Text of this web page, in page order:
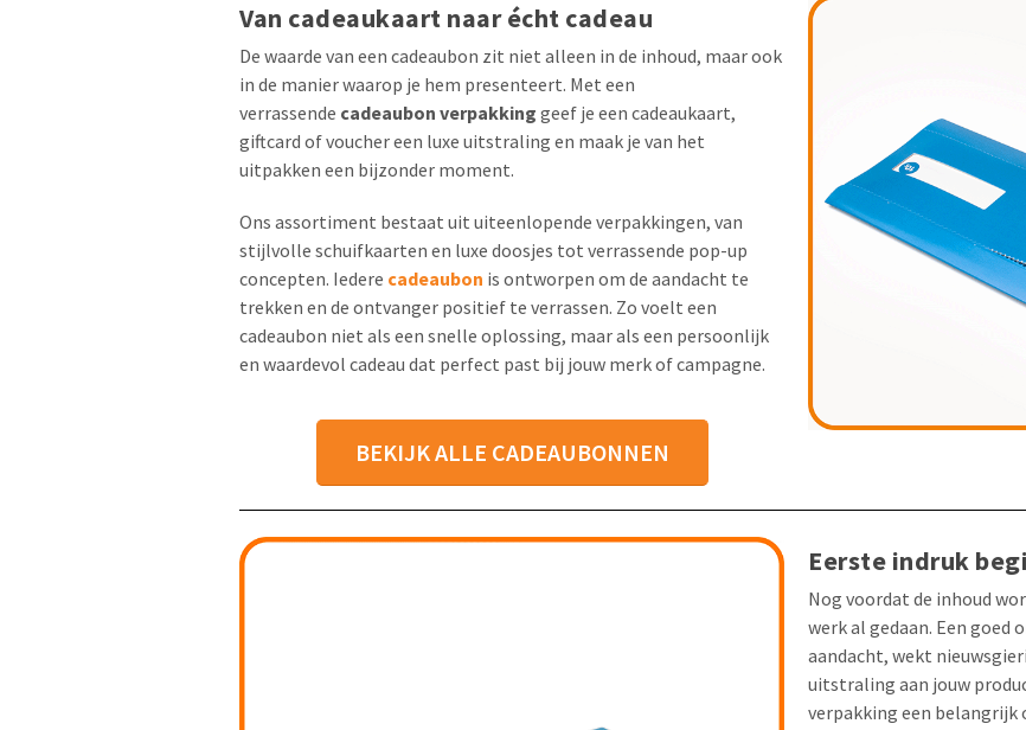
Van cadeaukaart naar écht cadeau
De waarde van een cadeaubon zit niet alleen in de inhoud, maar ook
in de manier waarop je hem presenteert. Met een
verrassende cadeaubon verpakking geef je een cadeaukaart,
giftcard of voucher een luxe uitstraling en maak je van het
uitpakken een bijzonder moment.
Ons assortiment bestaat uit uiteenlopende verpakkingen, van
stijlvolle schuifkaarten en luxe doosjes tot verrassende pop-up
concepten. Iedere cadeaubon is ontworpen om de aandacht te
trekken en de ontvanger positief te verrassen. Zo voelt een
cadeaubon niet als een snelle oplossing, maar als een persoonlijk
en waardevol cadeau dat perfect past bij jouw merk of campagne.
BEKIJK ALLE CADEAUBONNEN
Eerste indruk
Nog voordat de inhoud
werk al gedaan. Een goed
aandacht, wekt
uitstraling aan jouw
verpakking een belangrijk